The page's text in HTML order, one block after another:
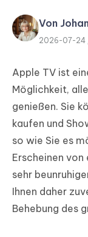
PDNob
PDF
Editor
iAnyGo
Von
2026-07-24
Apple TV ist
Möglichkeit,
genießen. Sie
kaufen und
so wie Sie es
Erscheinen von
sehr
Ihnen daher
Behebung des